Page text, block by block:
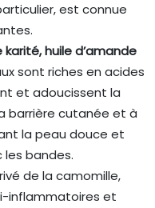
est connue
huile d’amande
sont riches en acides
et adoucissent la
barrière cutanée et à
la peau douce et
les bandes.
de la camomille,
inflammatoires et